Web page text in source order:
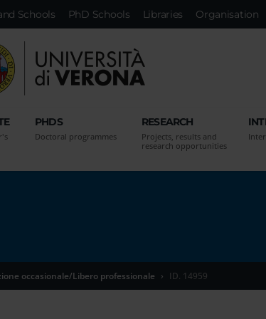
Schools PhD Schools Libraries Organisation
PHDS
Doctoral programmes
RESEARCH
Projects, results and
research opportunities
occasionale/Libero professionale ID. 14959